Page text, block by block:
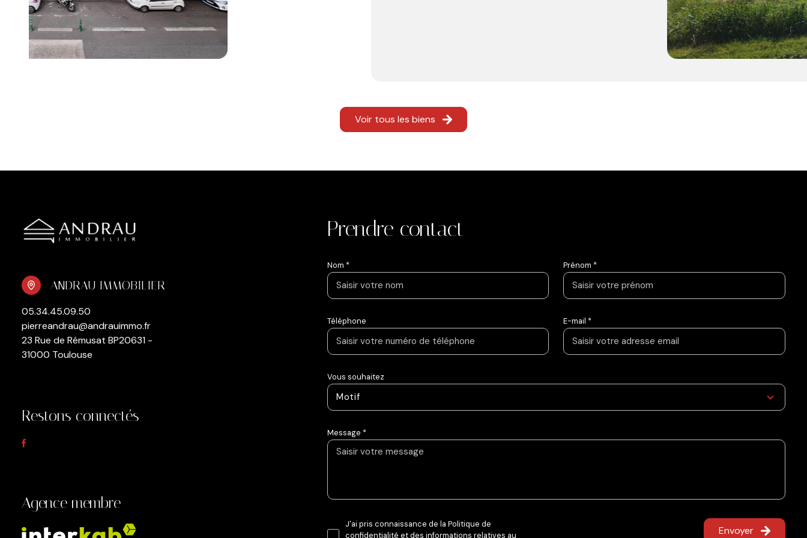
Voir tous les biens
Prendre contact
Nom * Prénom *
Téléphone E-mail *
Vous souhaitez
Motif
Message *
J'ai pris connaissance de la Politique de
confidentialité et des informations relatives au
Envoyer
ANDRAU IMMOBILIER
05.34.45.09.50
pierreandrau@andrauimmo.fr
23 Rue de Rémusat BP20631 -
31000 Toulouse
Restons connectés
Agence membre